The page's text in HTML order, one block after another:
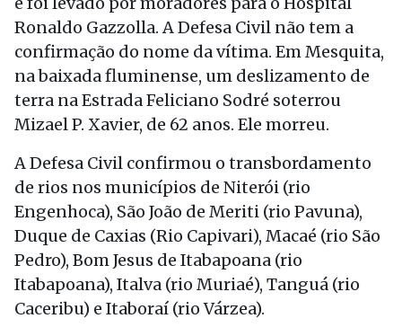
Ronaldo Gazzolla. A Defesa Civil não tem a
confirmação do nome da vítima. Em Mesquita,
na baixada fluminense, um deslizamento de
terra na Estrada Feliciano Sodré soterrou
Mizael P. Xavier, de 62 anos. Ele morreu.
A Defesa Civil confirmou o transbordamento
de rios nos municípios de Niterói (rio
Engenhoca), São João de Meriti (rio Pavuna),
Duque de Caxias (Rio Capivari), Macaé (rio São
Pedro), Bom Jesus de Itabapoana (rio
Itabapoana), Italva (rio Muriaé), Tanguá (rio
Caceribu) e Itaboraí (rio Várzea).